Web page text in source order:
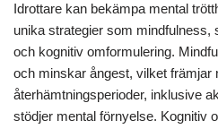
Idrottare kan bekämpa mental
unika strategier som mindfulness,
och kognitiv omformulering.
och minskar ångest, vilket främjar
återhämtningsperioder, inklusive
stödjer mental förnyelse. Kognitiv